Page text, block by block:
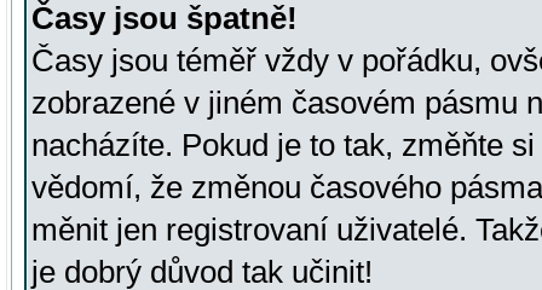
Časy jsou špatně!
Časy jsou téměř vždy v pořádku,
zobrazené v jiném časovém pásmu
nacházíte. Pokud je to tak, změňte
vědomí, že změnou časového
měnit jen registrovaní uživatelé.
je dobrý důvod tak učinit!